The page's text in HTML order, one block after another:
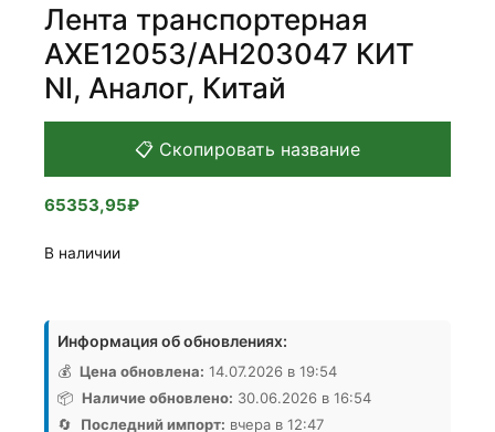
Лента транспортерная
AXE12053/AH203047 КИТ
NI, Аналог, Китай
📋 Скопировать название
65353,95₽
В наличии
товара
Лента
транспортерная
AXE12053/AH203047
КИТ
Информация об обновлениях:
💰 Цена обновлена: 14.07.2026 в 19:54
📦 Наличие обновлено: 30.06.2026 в 16:54
🔄
Последний импорт: вчера в 12:47